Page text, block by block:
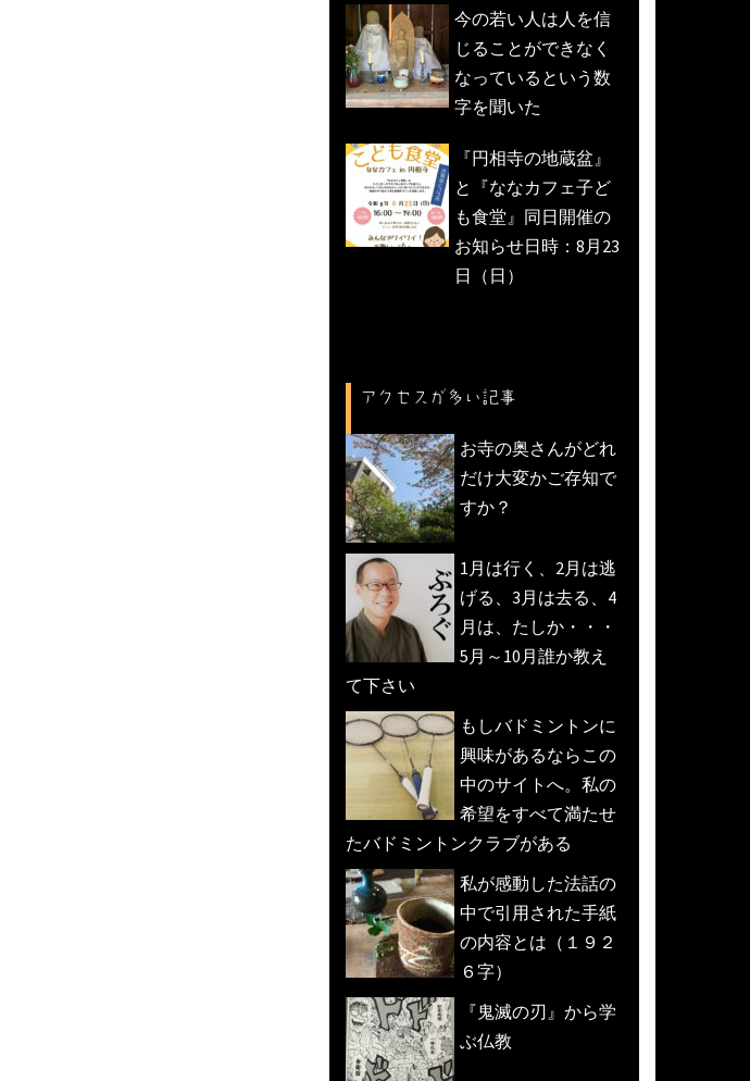
今の若い人は人を信
じることができなく
なっているという数
字を聞いた
『円相寺の地蔵盆』
と『ななカフェ子ど
も食堂』同日開催の
お知らせ日時：8月23
日（日）
アクセスが多い記事
お寺の奥さんがどれ
だけ大変かご存知で
すか？
1月は行く、2月は逃
げる、3月は去る、4
月は、たしか・・・
5月～10月誰か教え
て下さい
もしバドミントンに
興味があるならこの
中のサイトへ。私の
希望をすべて満たせ
たバドミントンクラブがある
私が感動した法話の
中で引用された手紙
の内容とは（１９２
６字）
『鬼滅の刃』から学
ぶ仏教